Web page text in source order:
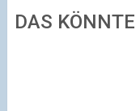
DAS